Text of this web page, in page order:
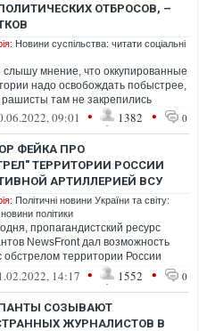
ОТБРОСОВ, –
Новини суспільства: читати соціальні
слышу мнение, что оккупированные
надо освобождать побыстрее,
там не закрепились
09:01 • 1382 • 0
ФЕЙКА ПРО
ТЕРРИТОРИИ РОССИИ
АРТИЛЛЕРИЕЙ ВСУ
Політичні новини України та світу:
політики
пропагандистский ресурс
NewsFront дал возможность
обстрелом территории России
детальнее и разобрать его "по
14:17 • 1552 • 0
СОЗЫВАЮТ
ЖУРНАЛИСТОВ В